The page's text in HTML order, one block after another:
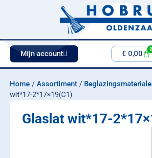
Mijn account € 0,00
0
Home / Assortiment /
wit*17-2*17×19(C1)
Glaslat wit*17-